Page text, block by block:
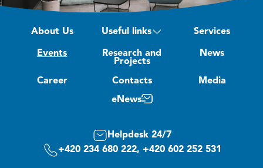
About Us Useful links Services
Events
Research and
Projects
News
Career Contacts Media
eNews
Helpdesk 24/7
+420 234 680 222, +420 602 252 531